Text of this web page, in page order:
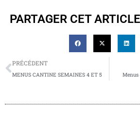
PARTAGER CET ARTICLE
PRÉCÉDENT
MENUS CANTINE SEMAINES 4 ET 5 Menus